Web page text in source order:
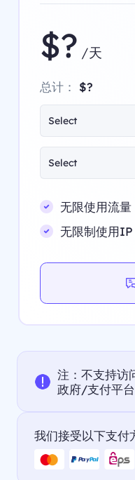
$? /天
总计： $?
Select
Select
无限使用流量
无限制使用IP
注：不支持访
政府/支付平
我们接受以下支付